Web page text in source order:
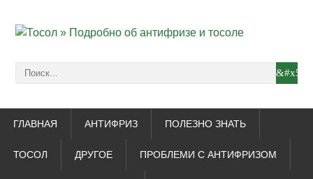
ГЛАВНАЯ АНТИФРИЗ ПОЛЕЗНО ЗНАТЬ
ТОСОЛ ДРУГОЕ ПРОБЛЕМИ С АНТИФРИЗОМ